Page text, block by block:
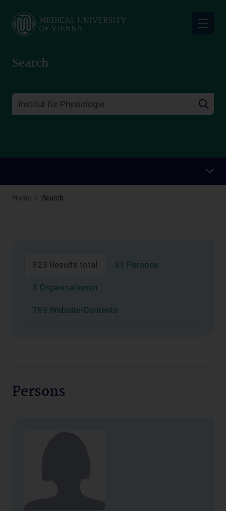
main
Search
Home Search
823 Results total 31 Persons
3 Organisationen
789 Website-Contents
Persons